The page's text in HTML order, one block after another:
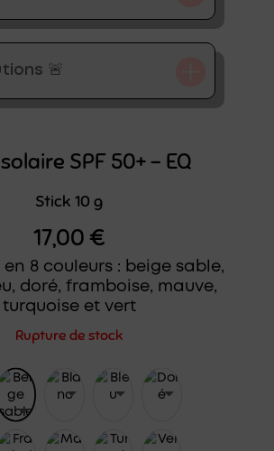
🚨
SPF 50+ – EQ
Stick 10 g
17,00€
en 8 couleurs : beige sable,
doré, framboise, mauve,
turquoise et vert
Rupture de stock